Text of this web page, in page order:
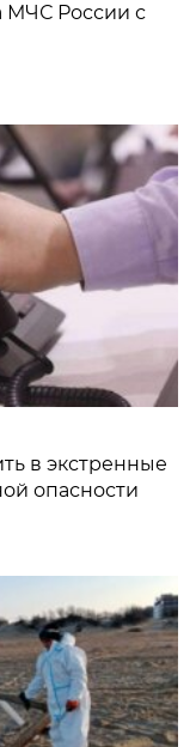
МЧС России с
в экстренные
опасности